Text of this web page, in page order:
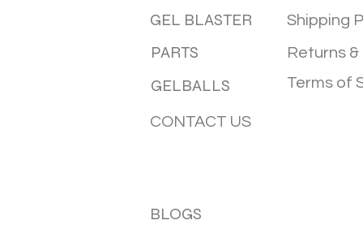
GEL BLASTER Shipping
PARTS Returns
GELBALLS Terms of
CONTACT US
BLOGS